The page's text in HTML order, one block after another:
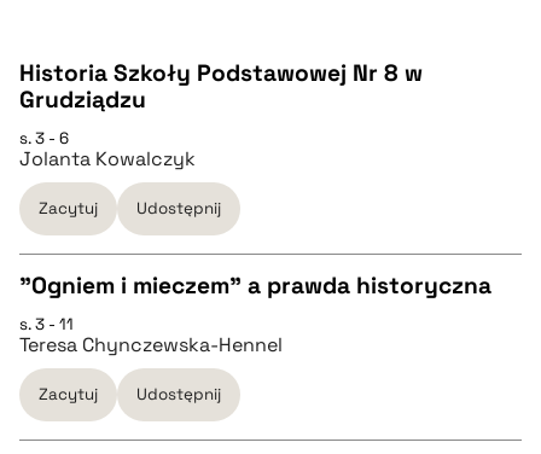
Historia Szkoły Podstawowej Nr 8 w
Grudziądzu
s. 3 - 6
Jolanta Kowalczyk
Zacytuj Udostępnij
CZYSTY TEKST
pobierz cytat
"Ogniem i mieczem" a prawda historyczna
s. 3 - 11
Teresa Chynczewska-Hennel
Zacytuj Udostępnij